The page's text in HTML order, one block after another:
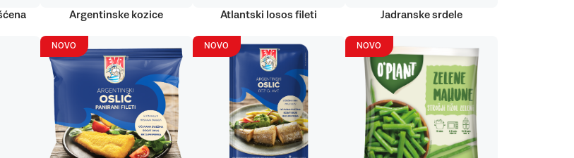
Argentinske kozice Atlantski losos fileti Jadranske srdele
NOVO NOVO NOVO